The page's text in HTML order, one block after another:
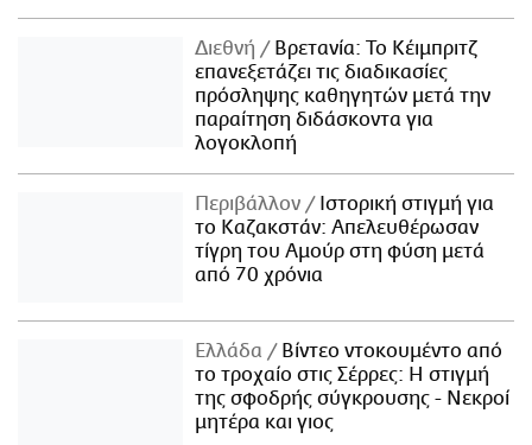
Διεθνή
Βρετανία: Το Κέιμπριτζ
επανεξετάζει τις διαδικασίες
πρόσληψης καθηγητών μετά την
παραίτηση διδάσκοντα για
λογοκλοπή
Περιβάλλον
Ιστορική στιγμή για
το Καζακστάν: Απελευθέρωσαν
τίγρη του Αμούρ στη φύση μετά
από 70 χρόνια
Ελλάδα
Βίντεο ντοκουμέντο από
το τροχαίο στις Σέρρες: Η στιγμή
της σφοδρής σύγκρουσης - Νεκροί
μητέρα και γιος